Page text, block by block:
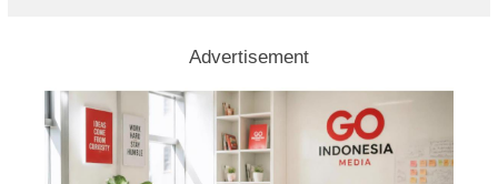
Advertisement